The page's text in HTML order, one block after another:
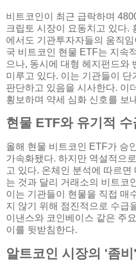
비트코인이 최근 급락하며
크립토 시장이 요동치고 있다.
에서도 기관투자자들의 움직
국 비트코인 현물 ETF는 지속
으나, 동시에 대형 헤지펀드와
미루고 있다. 이는 기관들이
판단하고 있음을 시사한다. 이
횡보하며 약세 심화 신호를 보
현물 ETF와 유기적 수
올해 현물 비트코인 ETF가 승
가속화됐다. 하지만 역설적으
고 있다. 온체인 분석에 따르
는 것과 달리 거래소의 비트코
이는 기관들이 현물을 직접 매
지 않기 위해 점진적으로 수급
이낸스와 코인베이스 같은 주
이를 뒷받침한다.
알트코인 시장의 '좀